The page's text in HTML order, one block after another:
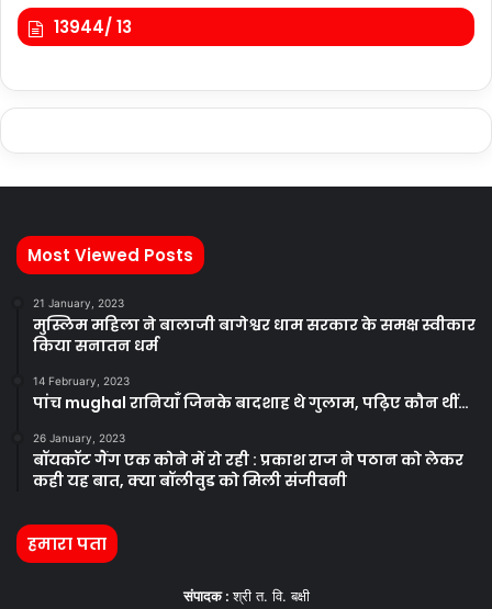
13944/ 13
Most Viewed Posts
21 January, 2023
मुस्लिम महिला ने बालाजी बागेश्वर धाम सरकार के समक्ष स्वीकार
किया सनातन धर्म
14 February, 2023
पांच mughal रानियाँ जिनके बादशाह थे गुलाम, पढ़िए कौन थीं…
26 January, 2023
बॉयकॉट गैंग एक कोने में रो रही : प्रकाश राज ने पठान को लेकर
कही यह बात, क्या बॉलीवुड को मिली संजीवनी
हमारा पता
संपादक :श्री त. वि. बक्षी